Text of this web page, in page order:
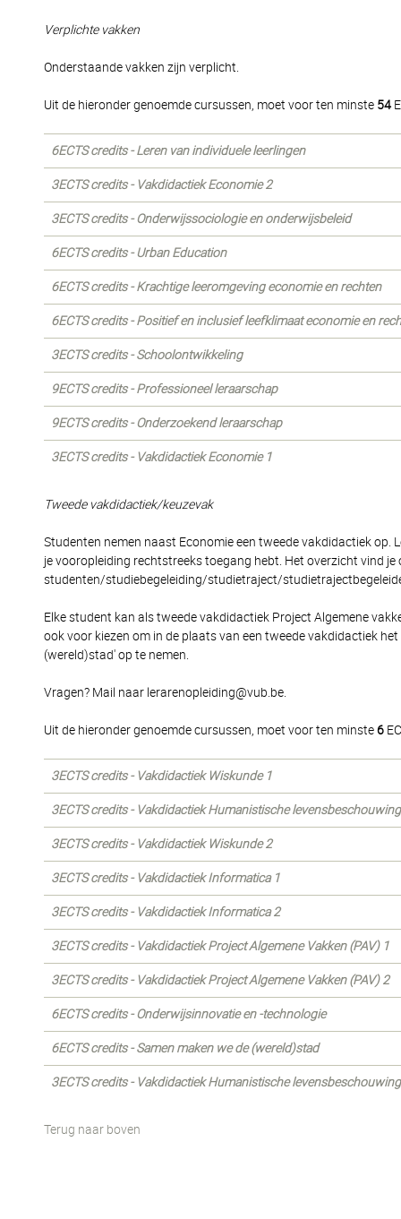
Verplichte vakken
Onderstaande vakken zijn verplicht.
Uit de hieronder genoemde cursussen, moet voor ten minste 54
6ECTS credits - Leren van individuele leerlingen
3ECTS credits - Vakdidactiek Economie 2
3ECTS credits - Onderwijssociologie en onderwijsbeleid
6ECTS credits - Urban Education
6ECTS credits - Krachtige leeromgeving economie en rechten
6ECTS credits - Positief en inclusief leefklimaat economie en
3ECTS credits - Schoolontwikkeling
9ECTS credits - Professioneel leraarschap
9ECTS credits - Onderzoekend leraarschap
3ECTS credits - Vakdidactiek Economie 1
Tweede vakdidactiek/keuzevak
Studenten nemen naast Economie een tweede vakdidactiek op.
je vooropleiding rechtstreeks toegang hebt. Het overzicht vind
studenten/studiebegeleiding/studietraject/
Elke student kan als tweede vakdidactiek Project Algemene
ook voor kiezen om in de plaats van een tweede vakdidactiek
(wereld)stad' op te nemen.
Vragen? Mail naar lerarenopleiding@vub.be.
Uit de hieronder genoemde cursussen, moet voor ten minste6
3ECTS credits - Vakdidactiek Wiskunde 1
3ECTS credits - Vakdidactiek Humanistische
3ECTS credits - Vakdidactiek Wiskunde 2
3ECTS credits - Vakdidactiek Informatica 1
3ECTS credits - Vakdidactiek Informatica 2
3ECTS credits - Vakdidactiek Project Algemene Vakken (PAV) 1
3ECTS credits - Vakdidactiek Project Algemene Vakken (PAV) 2
6ECTS credits - Onderwijsinnovatie en -technologie
6ECTS credits - Samen maken we de (wereld)stad
3ECTS credits - Vakdidactiek Humanistische
Terug naar boven